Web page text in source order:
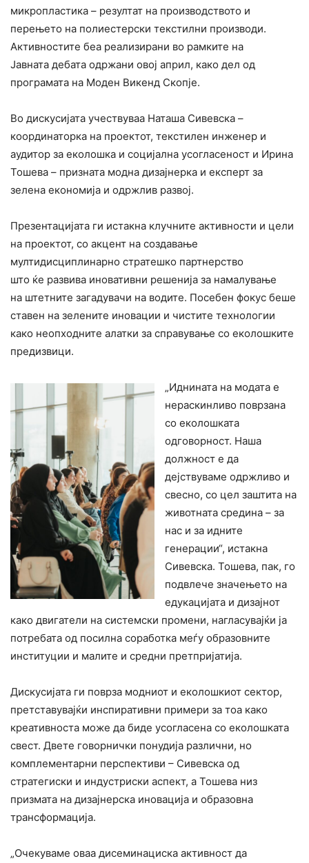
микропластика – резултат на производството и
перењето на полиестерски текстилни производи.
Активностите беа реализирани во рамките на
Јавната дебата одржани овој април, како дел од
програмата на Моден Викенд Скопје.
Во дискусијата учествуваа Наташа Сивевска –
координаторка на проектот, текстилен инженер и
аудитор за еколошка и социјална усогласеност и Ирина
Тошева – призната модна дизајнерка и експерт за
зелена економија и одржлив развој.
Презентацијата ги истакна клучните активности и цели
на проектот, со акцент на создавање
мултидисциплинарно стратешко партнерство
што ќе развива иновативни решенија за намалување
на штетните загадувачи на водите. Посебен фокус беше
ставен на зелените иновации и чистите технологии
како неопходните алатки за справување со еколошките
предизвици.
„Иднината на модата е
нераскинливо поврзана
со еколошката
одговорност. Наша
должност е да
дејствуваме одржливо и
свесно, со цел заштита на
животната средина – за
нас и за идните
генерации“, истакна
Сивевска. Тошева, пак, го
подвлече значењето на
едукацијата и дизајнот
како двигатели на системски промени, нагласувајќи ја
потребата од посилна соработка меѓу образовните
институции и малите и средни претпријатија.
Дискусијата ги поврза модниот и еколошкиот сектор,
претставувајќи инспиративни примери за тоа како
креативноста може да биде усогласена со еколошката
свест. Двете говорнички понудија различни, но
комплементарни перспективи – Сивевска од
стратегиски и индустриски аспект, а Тошева низ
призмата на дизајнерска иновација и образовна
трансформација.
„Очекуваме оваа дисеминациска активност да